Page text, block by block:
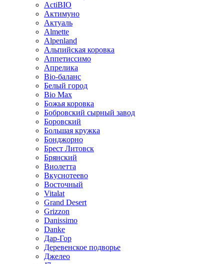
ActiBIO
Актимуно
Актуаль
Almette
Alpenland
Альпийская коровка
Аппетиссимо
Апрелика
Bio-баланс
Белый город
Bio Max
Божья коровка
Бобровский сырный завод
Боровский
Большая кружка
Бонджорно
Брест Литовск
Брянский
Виолетта
Вкуснотеево
Восточный
Vitalat
Grand Desert
Grizzon
Danissimo
Danke
Дар-Гор
Деревенское подворье
Джелео